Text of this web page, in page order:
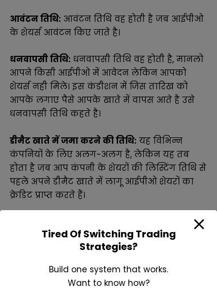
आवंटन तिथि: आवंटन तिथि वह होती है जब आईपीओ
के शेयर्स आवंटन किए जाते है।
धनवापसी तिथि: धनवापसी तिथि वह होती है, मानलो
आपने किसी आईपीओ में आवेदन लेकिन आपको
शेयर्स नही मिले। इस कंडीशन में जिस तारिख को
आपके लगाए पैसे आपके खाते में वापस आते है उसे
धनवापसी तिथि कहते है।
डीमैट खाते में जमा करने की तिथि: यह विभिन्न
कंपनियों के लिए अलग-अलग है, लेकिन यह तब
होता है जब आप कंपनी के शेयरों की लिस्टिंग तिथि से
पहले अपने डीमैट खाते में लागू आईपीओ शेयरों का
क्रेडिट प्राप्त करते हैं।
जाना जाता है। यह तब होता है जब किसी कंपनी के
शेयर आधिकारिक तौर पर संबंधित स्टॉक एक्सचेंजों
उपलब्ध होते हैं।
Tired Of Switching Trading
Strategies?
Build one system that works.
Want to know how?